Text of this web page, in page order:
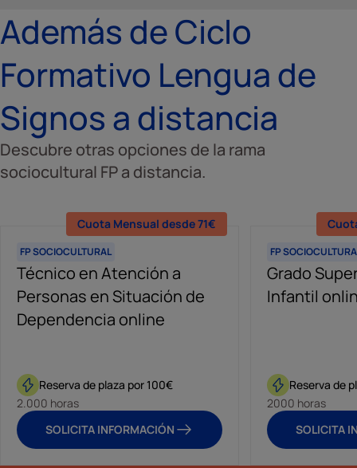
Además de Ciclo
Formativo Lengua de
Signos a distancia
Descubre otras opciones de la rama
sociocultural FP a distancia.
Cuota Mensual desde 71€
FP SOCIOCULTURAL
Técnico en Atención a
Personas en Situación de
Dependencia online
Reserva de plaza por 100€
2.000 horas
SOLICITA INFORMACIÓN
FP
Grado
Infantil
Reserva de
2000 horas
SOLICITA